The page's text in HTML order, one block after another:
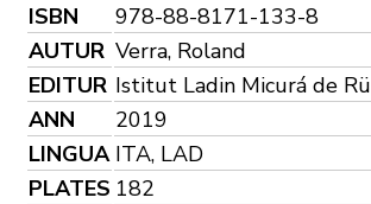
ISBN
978-88-8171-133-8
AUTUR Verra, Roland
EDITUR Istitut Ladin Micurá de Rü
ANN
2019
LINGUA ITA, LAD
PLATES 182